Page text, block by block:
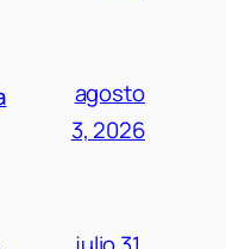
agosto
3, 2026